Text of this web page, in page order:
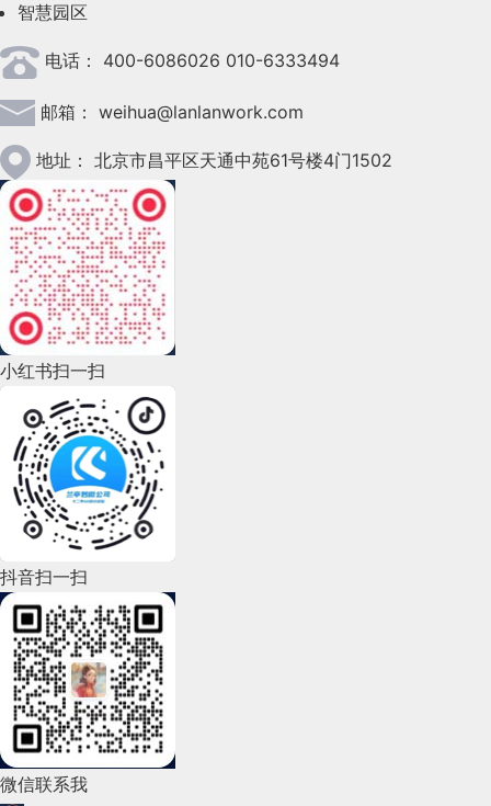
2023年4月(47)
2023年3月(37)
2023年2月(90)
2023年1月(78)
2022年12月(45)
2022年11月(69)
2022年10月(51)
2022年9月(135)
2022年8月(60)
2022年7月(111)
2022年6月(162)
2022年5月(143)
2022年4月(86)
2022年3月(119)
2022年2月(53)
2022年1月(99)
2021年12月(105)
智慧园区
电话： 400-6086026 010-6333494
邮箱： weihua@lanlanwork.com
地址： 北京市昌平区天通中苑61号楼4门1502
小红书扫一扫
抖音扫一扫
微信联系我